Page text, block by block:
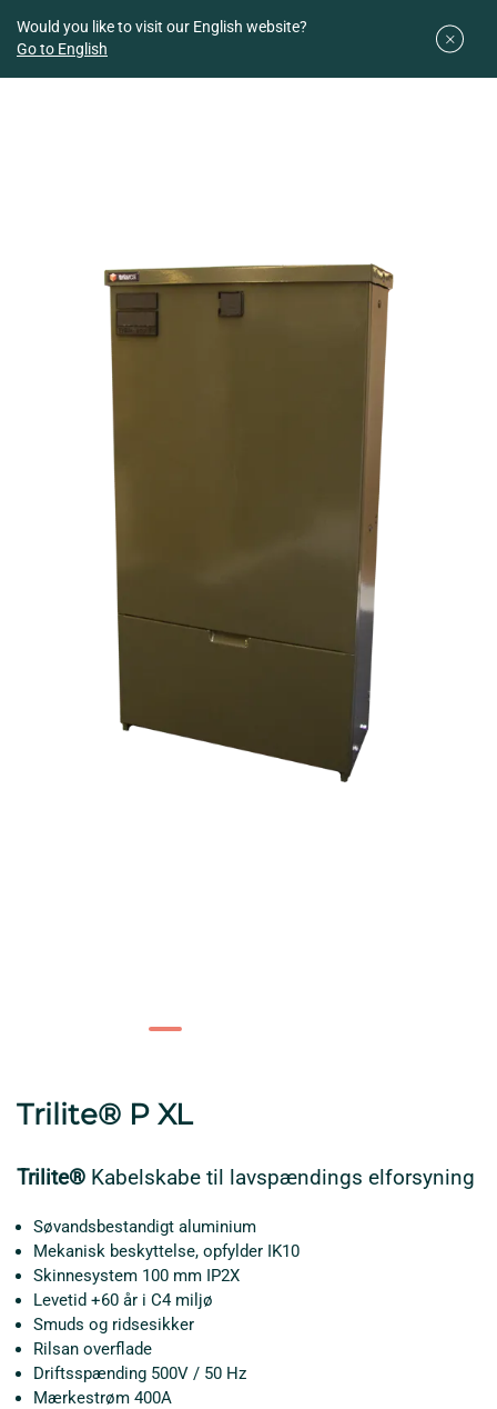
Would you like to visit our English website?
Go to English
Trilite® P XL
Trilite® Kabelskabe til lavspændings elforsyning
Søvandsbestandigt aluminium
Mekanisk beskyttelse, opfylder IK10
Skinnesystem 100 mm IP2X
Levetid +60 år i C4 miljø
Smuds og ridsesikker
Rilsan overflade
Driftsspænding 500V / 50 Hz
Mærkestrøm 400A